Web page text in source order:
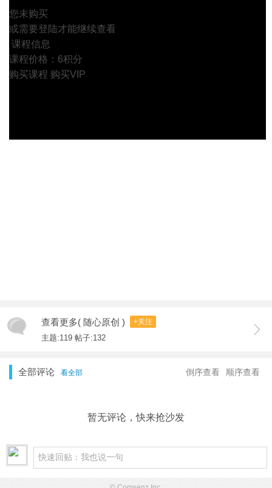
您未购买
或需要登陆才能继续查看
课程信息
课程价格：6积分
购买课程 购买VIP
查看更多( 随心原创 ) +关注
主题:119 帖子:132
全部评论 看全部 顺序查看
倒序查看
暂无评论，快来抢沙发